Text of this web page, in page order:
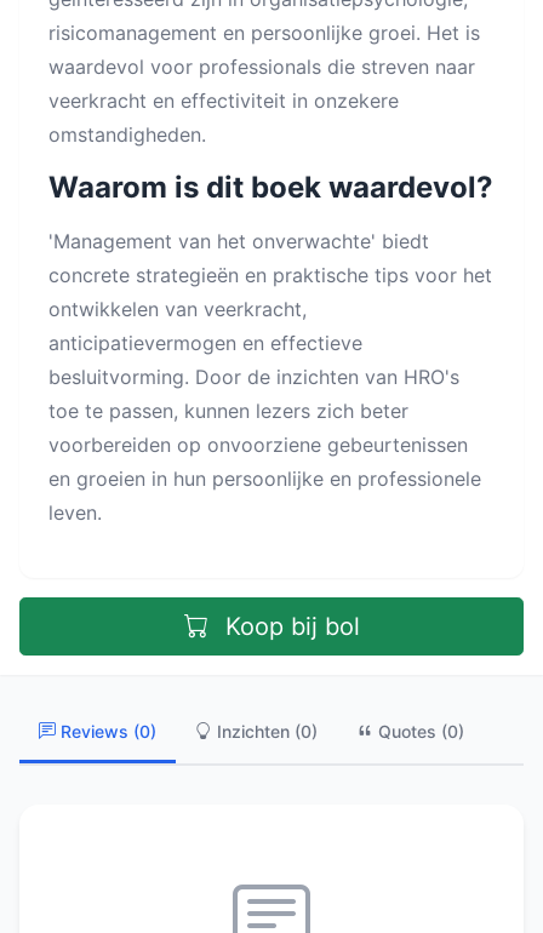
risicomanagement en persoonlijke groei. Het is
waardevol voor professionals die streven naar
veerkracht en effectiviteit in onzekere
omstandigheden.
Waarom is dit boek waardevol?
'Management van het onverwachte' biedt
concrete strategieën en praktische tips voor het
ontwikkelen van veerkracht,
anticipatievermogen en effectieve
besluitvorming. Door de inzichten van HRO's
toe te passen, kunnen lezers zich beter
voorbereiden op onvoorziene gebeurtenissen
en groeien in hun persoonlijke en professionele
leven.
Koop bij bol
Reviews (0) Inzichten (0) Quotes (0)